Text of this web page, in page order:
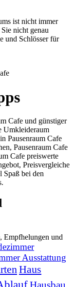
ist nicht immer
nicht genau
und Schlösser für
Cafe und günstiger
Umkleideraum
Pausenraum Cafe
Pausenraum Cafe
Cafe preiswerte
Preisvergleiche
Spaß bei den
Empfhelungen und
Ausstattung
Haus